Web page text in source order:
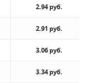
2.94 руб.
2.91 руб.
3.06 руб.
3.34 руб.